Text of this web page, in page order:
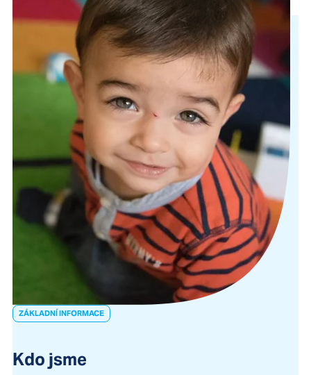
ZÁKLADNÍ INFORMACE
Kdo jsme